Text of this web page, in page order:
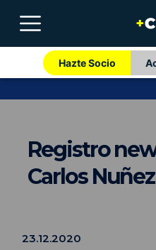
Hazte Socio
Registro
Carlos Nuñez
23.12.2020